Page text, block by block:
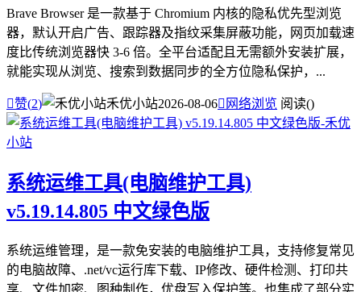
Brave Browser 是一款基于 Chromium 内核的隐私优先型浏览
器，默认开启广告、跟踪器及指纹采集屏蔽功能，网页加载速
度比传统浏览器快 3-6 倍。全平台适配且无需额外安装扩展，
就能实现从浏览、搜索到数据同步的全方位隐私保护，...
赞(2) 禾优小站2026-08-06 网络浏览 阅读()
系统运维工具(电脑维护工具)
v5.19.14.805 中文绿色版
系统运维管理，是一款免安装的电脑维护工具，支持修复常见
的电脑故障、.net/vc运行库下载、IP修改、硬件检测、打印共
享、文件加密、图种制作，优盘写入保护等。也集成了部分实